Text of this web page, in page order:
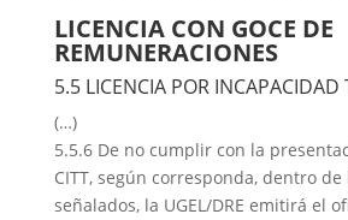
LICENCIA CON GOCE DE
REMUNERACIONES
5.5 LICENCIA POR INCAPACIDAD
(…)
5.5.6 De no cumplir con la
CITT, según corresponda, dentro de
señalados, la UGEL/DRE emitirá el